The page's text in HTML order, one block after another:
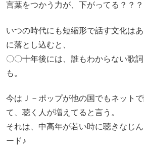
言葉をつかう力が、下がってる？？？
いつの時代にも短縮形で話す文化は
に落とし込むと、
〇〇十年後には、誰もわからない歌
も。
今はＪ－ポップが他の国でもネット
て、聴く人が増えてると言う。
それは、中高年が若い時に聴きなじ
ード♪